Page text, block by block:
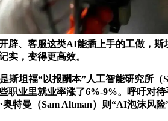
辟、客服这类AI能插上手的工做，
实，变得更高效。
坦福“以报酬本”人工智能研究所（
职业里就业率涨了6%-9%。呼吁对
特曼（Sam Altman）则“AI泡沫风险